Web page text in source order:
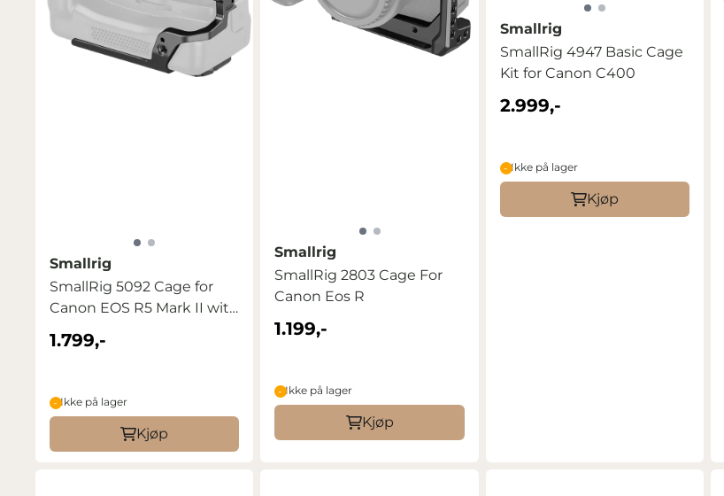
Smallrig
SmallRig 5092 Cage for
Canon EOS R5 Mark II with
1.799,-
Ikke på lager
Kjøp
Smallrig
SmallRig 2803 Cage For
Canon Eos R
1.199,-
Ikke på lager
Kjøp
Smallrig
SmallRig 4947 Basic Cage
Kit for Canon C400
2.999,-
Ikke på lager
Kjøp